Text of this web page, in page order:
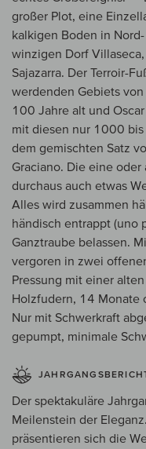
großer Plot, eine
kalkigen Boden in
winzigen Dorf
Sajazarra. Der Terroir-
werdenden Gebiets
100 Jahre alt und
mit diesen nur 1000
dem gemischten Satz
Graciano. Die eine
durchaus auch etwas
Alles wird zusammen
händisch entrappt (uno
Ganztraube belassen.
vergoren in zwei
Pressung mit einer
Holzfudern, 14 Monate
Nur mit Schwerkraft
gepumpt, minimale
Der spektakuläre
Meilenstein der
präsentieren sich die